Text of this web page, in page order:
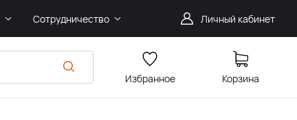
Сотрудничество Личный кабинет
Избранное Корзина